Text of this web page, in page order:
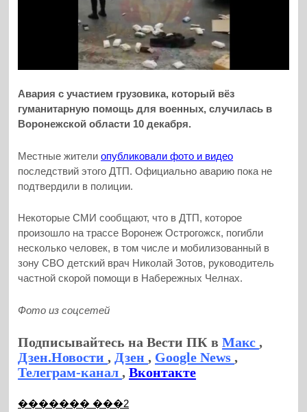
Авария с участием грузовика, который вёз
гуманитарную помощь для военных, случилась в
Воронежской области 10 декабря.
Местные жителиопубликовали фото и видео
последствий этого ДТП. Официально аварию пока не
подтвердили в полиции.
Некоторые СМИ сообщают, что в ДТП, которое
произошло на трассе Воронеж Острогожск, погибли
несколько человек, в том числе и мобилизованный в
зону СВО детский врач Николай Зотов, руководитель
частной скорой помощи в Набережных Челнах.
Фото из соцсетей
Подписывайтесь на Вести ПК вМакс,
Дзен.Новости, Дзен, Google News,
Телеграм-канал,Вконтакте
������� ���2